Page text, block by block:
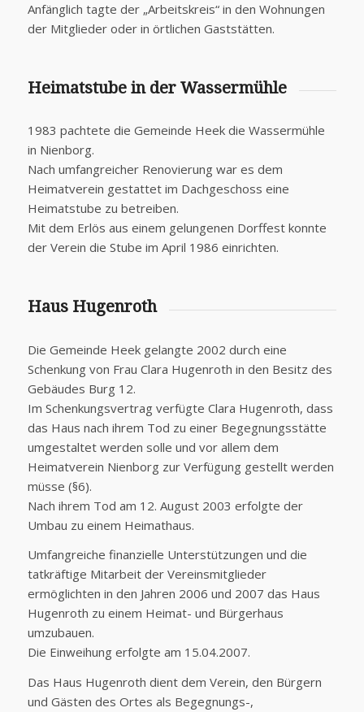
Anfänglich tagte der „Arbeitskreis“ in den Wohnungen
der Mitglieder oder in örtlichen Gaststätten.
Heimatstube in der Wassermühle
1983 pachtete die Gemeinde Heek die Wassermühle
in Nienborg.
Nach umfangreicher Renovierung war es dem
Heimatverein gestattet im Dachgeschoss eine
Heimatstube zu betreiben.
Mit dem Erlös aus einem gelungenen Dorffest konnte
der Verein die Stube im April 1986 einrichten.
Haus Hugenroth
Die Gemeinde Heek gelangte 2002 durch eine
Schenkung von Frau Clara Hugenroth in den Besitz des
Gebäudes Burg 12.
Im Schenkungsvertrag verfügte Clara Hugenroth, dass
das Haus nach ihrem Tod zu einer Begegnungsstätte
umgestaltet werden solle und vor allem dem
Heimatverein Nienborg zur Verfügung gestellt werden
müsse (§6).
Nach ihrem Tod am 12. August 2003 erfolgte der
Umbau zu einem Heimathaus.
Umfangreiche finanzielle Unterstützungen und die
tatkräftige Mitarbeit der Vereinsmitglieder
ermöglichten in den Jahren 2006 und 2007 das Haus
Hugenroth zu einem Heimat- und Bürgerhaus
umzubauen.
Die Einweihung erfolgte am 15.04.2007.
Das Haus Hugenroth dient dem Verein, den Bürgern
und Gästen des Ortes als Begegnungs-,